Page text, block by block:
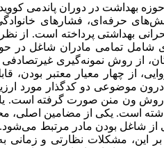
حرفه‌ای، فشارهای
بهداشتی پرداخته است. از
شامل تمامی مادران شاغل در
مصاحبه‌شوندگان، از روش
چهار معیار معتبر بودن،
موضوعی دو کدگذار مورد
و روش ون منن صورت گرفته
است. یکی از مضامین اصلی،
از شاغل بودن مادر مرتبط
مشکلات نظارتی و زمانی